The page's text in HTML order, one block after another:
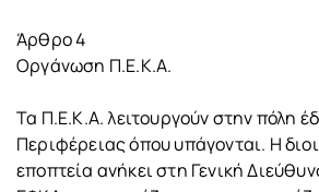
Άρθρο 4
Οργάνωση Π.Ε.Κ.Α.
Τα Π.Ε.Κ.Α. λειτουργούν στην πόλη
Περιφέρειας όπου υπάγονται. Η
εποπτεία ανήκει στη Γενική